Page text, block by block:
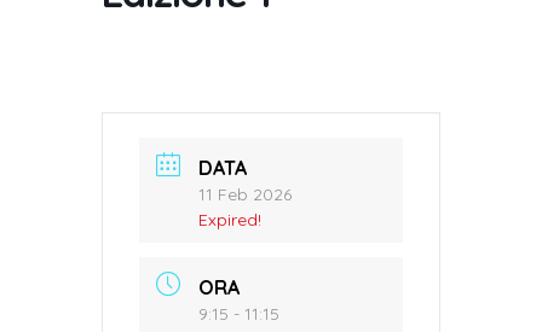
DATA
11 Feb 2026
Expired!
ORA
9:15 - 11:15